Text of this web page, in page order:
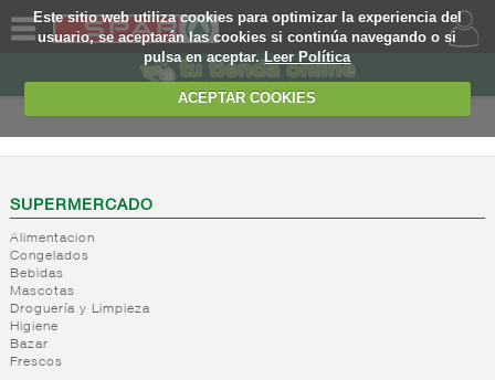
Este sitio web utiliza cookies para optimizar la experiencia del
usuario, se aceptarán las cookies si continúa navegando o si
pulsa en aceptar.Leer Política
ACEPTAR COOKIES
SOMOS
WEB
EJEMPLO
SUPERMERCADO
Alimentacion
Congelados
Bebidas
Mascotas
Droguería y Limpieza
Higiene
Bazar
Frescos